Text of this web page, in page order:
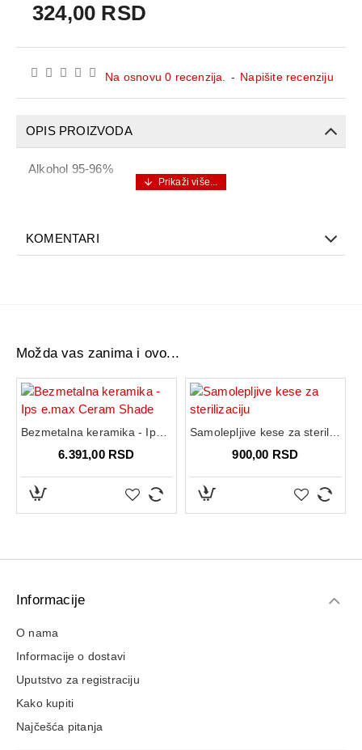
Na osnovu 0 recenzija. - Napišite recenziju
324,00 RSD
OPIS PROIZVODA
Alkohol 95-96%
KOMENTARI
Možda vas zanima i ovo...
Bezmetalna keramika - Ips e.max Ceram Shade
6.391,00 RSD 900,00 RSD
Informacije
O nama
Informacije o dostavi
Uputstvo za registraciju
Kako kupiti
Najčešća pitanja